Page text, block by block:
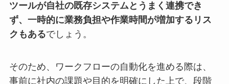
ツールが自社の既存システムとうまく連携でき
ず、一時的に業務負担や作業時間が増加するリス
クもあるでしょう。
そのため、ワークフローの自動化を進める際は、
事前に社内の課題や目的を明確にした上で、段階